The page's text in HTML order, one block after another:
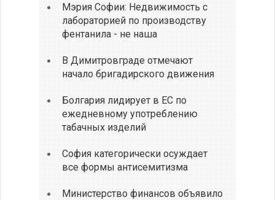
Мэрия Софии: Недвижимость с
лабораторией по производству
фентанила - не наша
В Димитровграде отмечают
начало бригадирского движения
Болгария лидирует в ЕС по
ежедневному употреблению
табачных изделий
София категорически осуждает
все формы антисемитизма
Министерство финансов объявило